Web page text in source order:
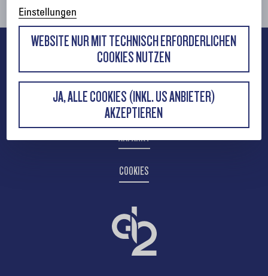
IMPRESSUM
KONTAKT
ANFAHRT
COOKIES
Einstellungen
WEBSITE NUR MIT TECHNISCH ERFORDERLICHEN
COOKIES NUTZEN
JA, ALLE COOKIES (INKL. US ANBIETER)
AKZEPTIEREN